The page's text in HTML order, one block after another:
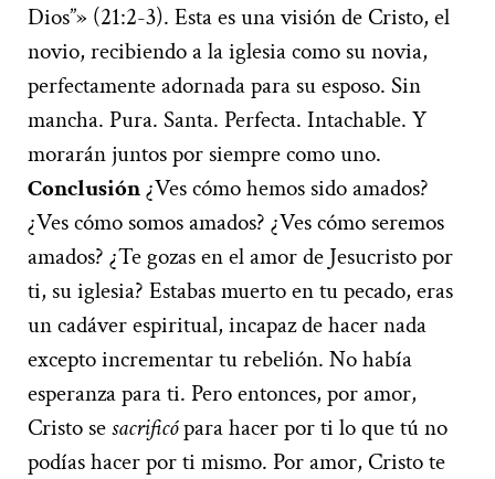
Dios”» (21:2-3). Esta es una visión de Cristo, el
novio, recibiendo a la iglesia como su novia,
perfectamente adornada para su esposo. Sin
mancha. Pura. Santa. Perfecta. Intachable. Y
morarán juntos por siempre como uno.
Conclusión¿Ves cómo hemos sido amados?
¿Ves cómo somos amados? ¿Ves cómo seremos
amados? ¿Te gozas en el amor de Jesucristo por
ti, su iglesia? Estabas muerto en tu pecado, eras
un cadáver espiritual, incapaz de hacer nada
excepto incrementar tu rebelión. No había
esperanza para ti. Pero entonces, por amor,
Cristo sesacrificópara hacer por ti lo que tú no
podías hacer por ti mismo. Por amor, Cristo te